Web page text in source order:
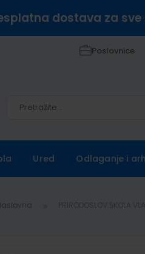
dostava za
Poslovnice
Ured Odlaganje i